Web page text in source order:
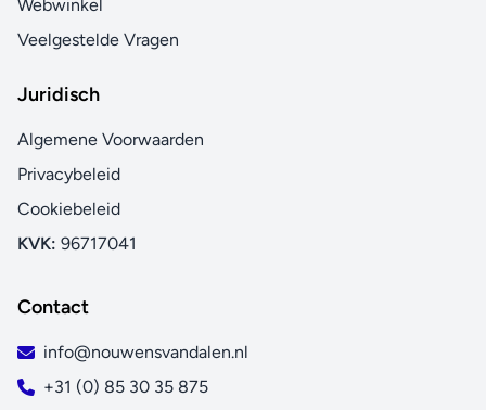
Webwinkel
Veelgestelde Vragen
Juridisch
Algemene Voorwaarden
Privacybeleid
Cookiebeleid
KVK: 96717041
Contact
info@nouwensvandalen.nl
+31 (0) 85 30 35 875